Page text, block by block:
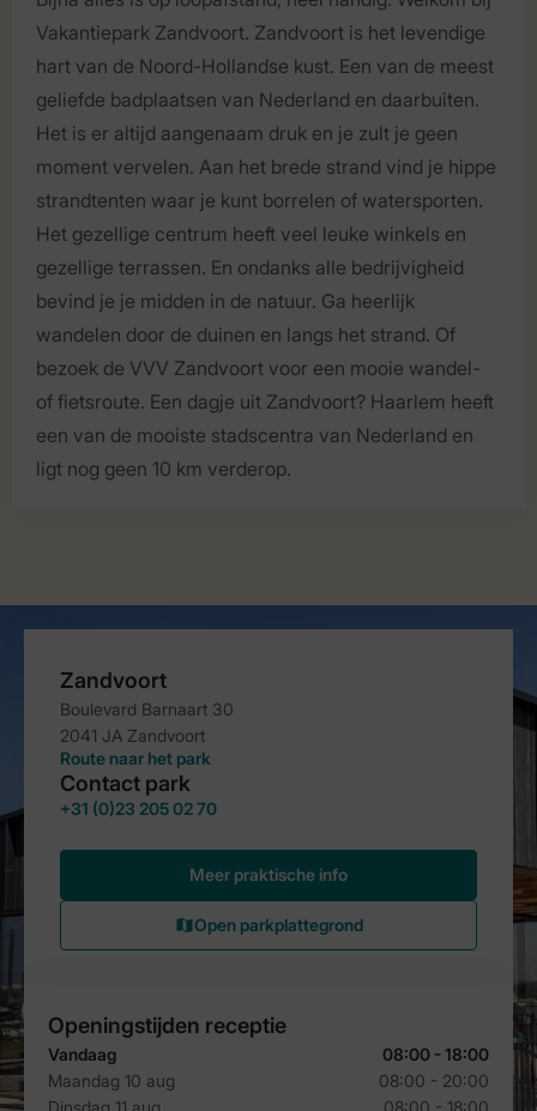
Vakantiepark Zandvoort. Zandvoort is het levendige
hart van de Noord-Hollandse kust. Een van de meest
geliefde badplaatsen van Nederland en daarbuiten.
Het is er altijd aangenaam druk en je zult je geen
moment vervelen. Aan het brede strand vind je hippe
strandtenten waar je kunt borrelen of watersporten.
Het gezellige centrum heeft veel leuke winkels en
gezellige terrassen. En ondanks alle bedrijvigheid
bevind je je midden in de natuur. Ga heerlijk
wandelen door de duinen en langs het strand. Of
bezoek de VVV Zandvoort voor een mooie wandel-
of fietsroute. Een dagje uit Zandvoort? Haarlem heeft
een van de mooiste stadscentra van Nederland en
ligt nog geen 10 km verderop.